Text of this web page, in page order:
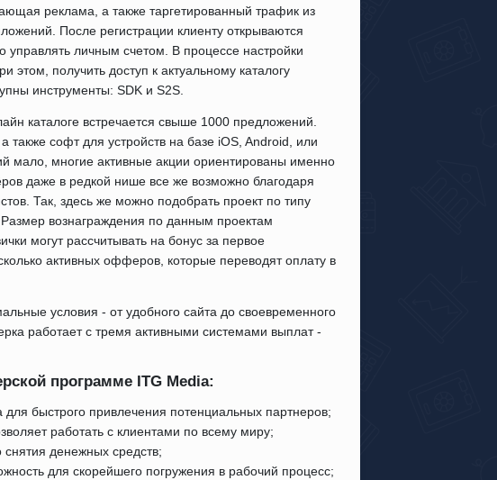
реклама, а также таргетированный трафик из
После регистрации клиенту открываются
управлять личным счетом. В процессе настройки
этом, получить доступ к актуальному каталогу
инструменты: SDK и S2S.
каталоге встречается свыше 1000 предложений.
также софт для устройств на базе iOS, Android, или
мало, многие активные акции ориентированы именно
даже в редкой нише все же возможно благодаря
Так, здесь же можно подобрать проект по типу
вознаграждения по данным проектам
могут рассчитывать на бонус за первое
активных офферов, которые переводят оплату в
условия - от удобного сайта до своевременного
работает с тремя активными системами выплат -
программе ITG Media:
быстрого привлечения потенциальных партнеров;
работать с клиентами по всему миру;
денежных средств;
для скорейшего погружения в рабочий процесс;